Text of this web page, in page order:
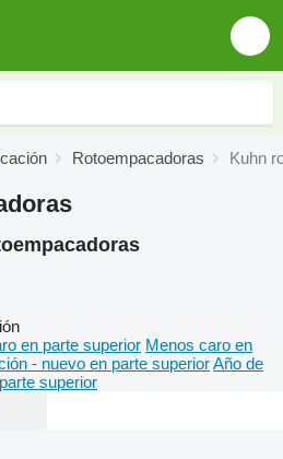
Rotoempacadoras Kuhn
en parte superior Menos caro en
- nuevo en parte superiorAño de
superior